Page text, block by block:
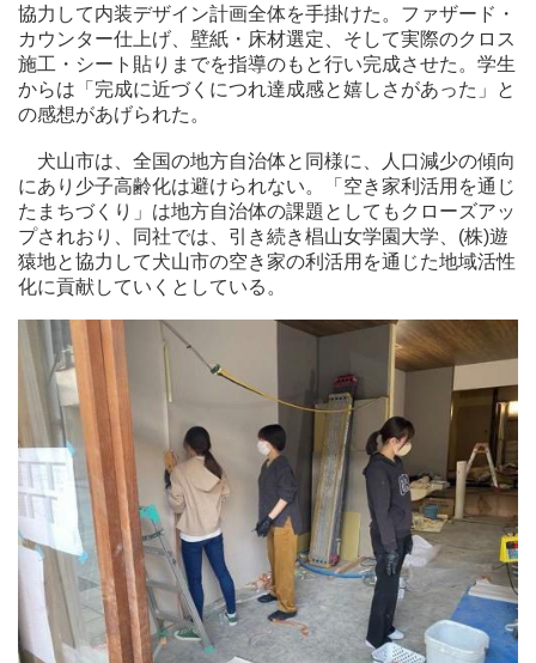
協力して内装デザイン計画全体を手掛けた。ファザード・
カウンター仕上げ、壁紙・床材選定、そして実際のクロス
施工・シート貼りまでを指導のもと行い完成させた。学生
からは「完成に近づくにつれ達成感と嬉しさがあった」と
の感想があげられた。
犬山市は、全国の地方自治体と同様に、人口減少の傾向
にあり少子高齢化は避けられない。「空き家利活用を通じ
たまちづくり」は地方自治体の課題としてもクローズアッ
プされおり、同社では、引き続き椙山女学園大学、(株)遊
猿地と協力して犬山市の空き家の利活用を通じた地域活性
化に貢献していくとしている。